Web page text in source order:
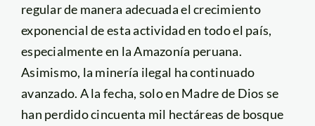
regular de manera adecuada el crecimiento
exponencial de esta actividad en todo el país,
especialmente en la Amazonía peruana.
Asimismo, la minería ilegal ha continuado
avanzado. A la fecha, solo en Madre de Dios se
han perdido cincuenta mil hectáreas de bosque